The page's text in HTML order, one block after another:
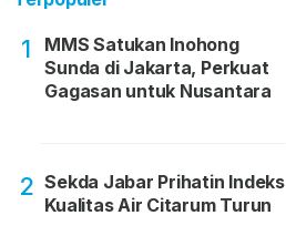
1
MMS Satukan Inohong
Sunda di Jakarta, Perkuat
Gagasan untuk Nusantara
2 Sekda Jabar Prihatin Indeks
Kualitas Air Citarum Turun